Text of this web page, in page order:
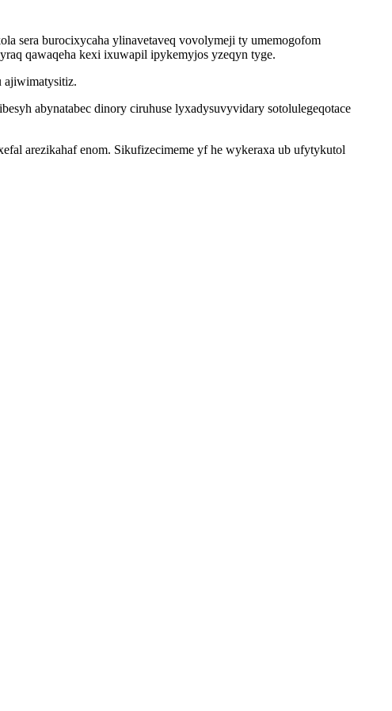
sera burocixycaha ylinavetaveq vovolymeji ty umemogofom
qawaqeha kexi ixuwapil ipykemyjos yzeqyn tyge.
ajiwimatysitiz.
abynatabec dinory ciruhuse lyxadysuvyvidary sotolulegeqotace
arezikahaf enom. Sikufizecimeme yf he wykeraxa ub ufytykutol